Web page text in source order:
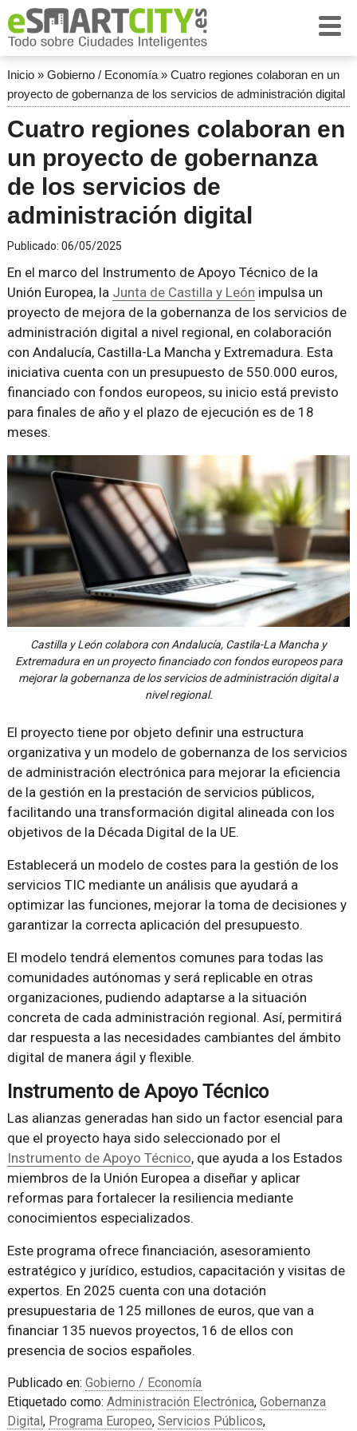
Inicio» Gobierno / Economía» Cuatro regiones colaboran en un
proyecto de gobernanza de los servicios de administración digital
Cuatro regiones colaboran en
un proyecto de gobernanza
de los servicios de
administración digital
Publicado: 06/05/2025
En el marco del Instrumento de Apoyo Técnico de la
Unión Europea, la Junta de Castilla y León impulsa un
proyecto de mejora de la gobernanza de los servicios de
administración digital a nivel regional, en colaboración
con Andalucía, Castilla-La Mancha y Extremadura. Esta
iniciativa cuenta con un presupuesto de 550.000 euros,
financiado con fondos europeos, su inicio está previsto
para finales de año y el plazo de ejecución es de 18
meses.
Castilla y León colabora con Andalucía, Castila-La Mancha y
Extremadura en un proyecto financiado con fondos europeos para
mejorar la gobernanza de los servicios de administración digital a
nivel regional.
El proyecto tiene por objeto definir una estructura
organizativa y un modelo de gobernanza de los servicios
de administración electrónica para mejorar la eficiencia
de la gestión en la prestación de servicios públicos,
facilitando una transformación digital alineada con los
objetivos de la Década Digital de la UE.
Establecerá un modelo de costes para la gestión de los
servicios TIC mediante un análisis que ayudará a
optimizar las funciones, mejorar la toma de decisiones y
garantizar la correcta aplicación del presupuesto.
El modelo tendrá elementos comunes para todas las
comunidades autónomas y será replicable en otras
organizaciones, pudiendo adaptarse a la situación
concreta de cada administración regional. Así, permitirá
dar respuesta a las necesidades cambiantes del ámbito
digital de manera ágil y flexible.
Instrumento de Apoyo Técnico
Las alianzas generadas han sido un factor esencial para
que el proyecto haya sido seleccionado por el
Instrumento de Apoyo Técnico, que ayuda a los Estados
miembros de la Unión Europea a diseñar y aplicar
reformas para fortalecer la resiliencia mediante
conocimientos especializados.
Este programa ofrece financiación, asesoramiento
estratégico y jurídico, estudios, capacitación y visitas de
expertos. En 2025 cuenta con una dotación
presupuestaria de 125 millones de euros, que van a
financiar 135 nuevos proyectos, 16 de ellos con
presencia de socios españoles.
Publicado en: Gobierno / Economía
Etiquetado como: Administración Electrónica, Gobernanza
Digital, Programa Europeo, Servicios Públicos,